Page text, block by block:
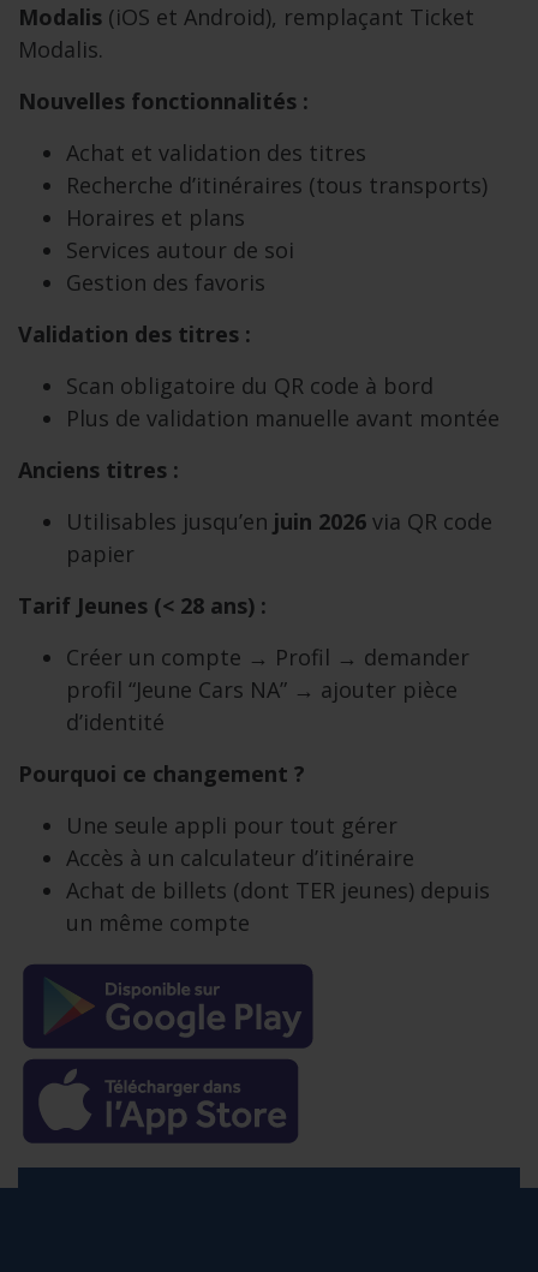
Modalis (iOS et Android), remplaçant Ticket
Modalis.
Nouvelles fonctionnalités :
Achat et validation des titres
Recherche d’itinéraires (tous transports)
Horaires et plans
Services autour de soi
Gestion des favoris
Validation des titres :
Scan obligatoire du QR code à bord
Plus de validation manuelle avant montée
Anciens titres :
Utilisables jusqu’en juin 2026 via QR code
papier
Tarif Jeunes (< 28 ans) :
Créer un compte → Profil → demander
profil “Jeune Cars NA” → ajouter pièce
d’identité
Pourquoi ce changement ?
Une seule appli pour tout gérer
Accès à un calculateur d’itinéraire
Achat de billets (dont TER jeunes) depuis
un même compte